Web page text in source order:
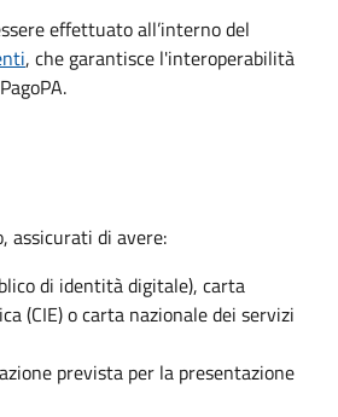
effettuato all’interno del
, che garantisce l'interoperabilità
assicurati di avere:
di identità digitale), carta
(CIE) o carta nazionale dei servizi
prevista per la presentazione